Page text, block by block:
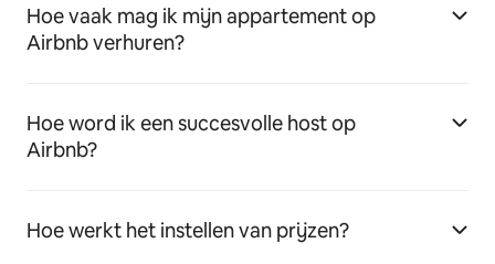
Hoe vaak mag ik mijn appartement op
Airbnb verhuren?
Hoe word ik een succesvolle host op
Airbnb?
Hoe werkt het instellen van prijzen?